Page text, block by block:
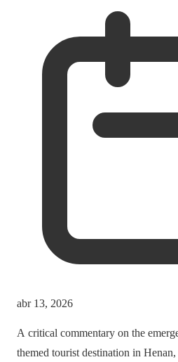
abr 13, 2026
A critical commentary on the
themed tourist destination in